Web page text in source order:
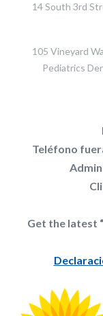
14 South 3rd
105 Vineyard
Pediatrics
Teléfono
Get the latest